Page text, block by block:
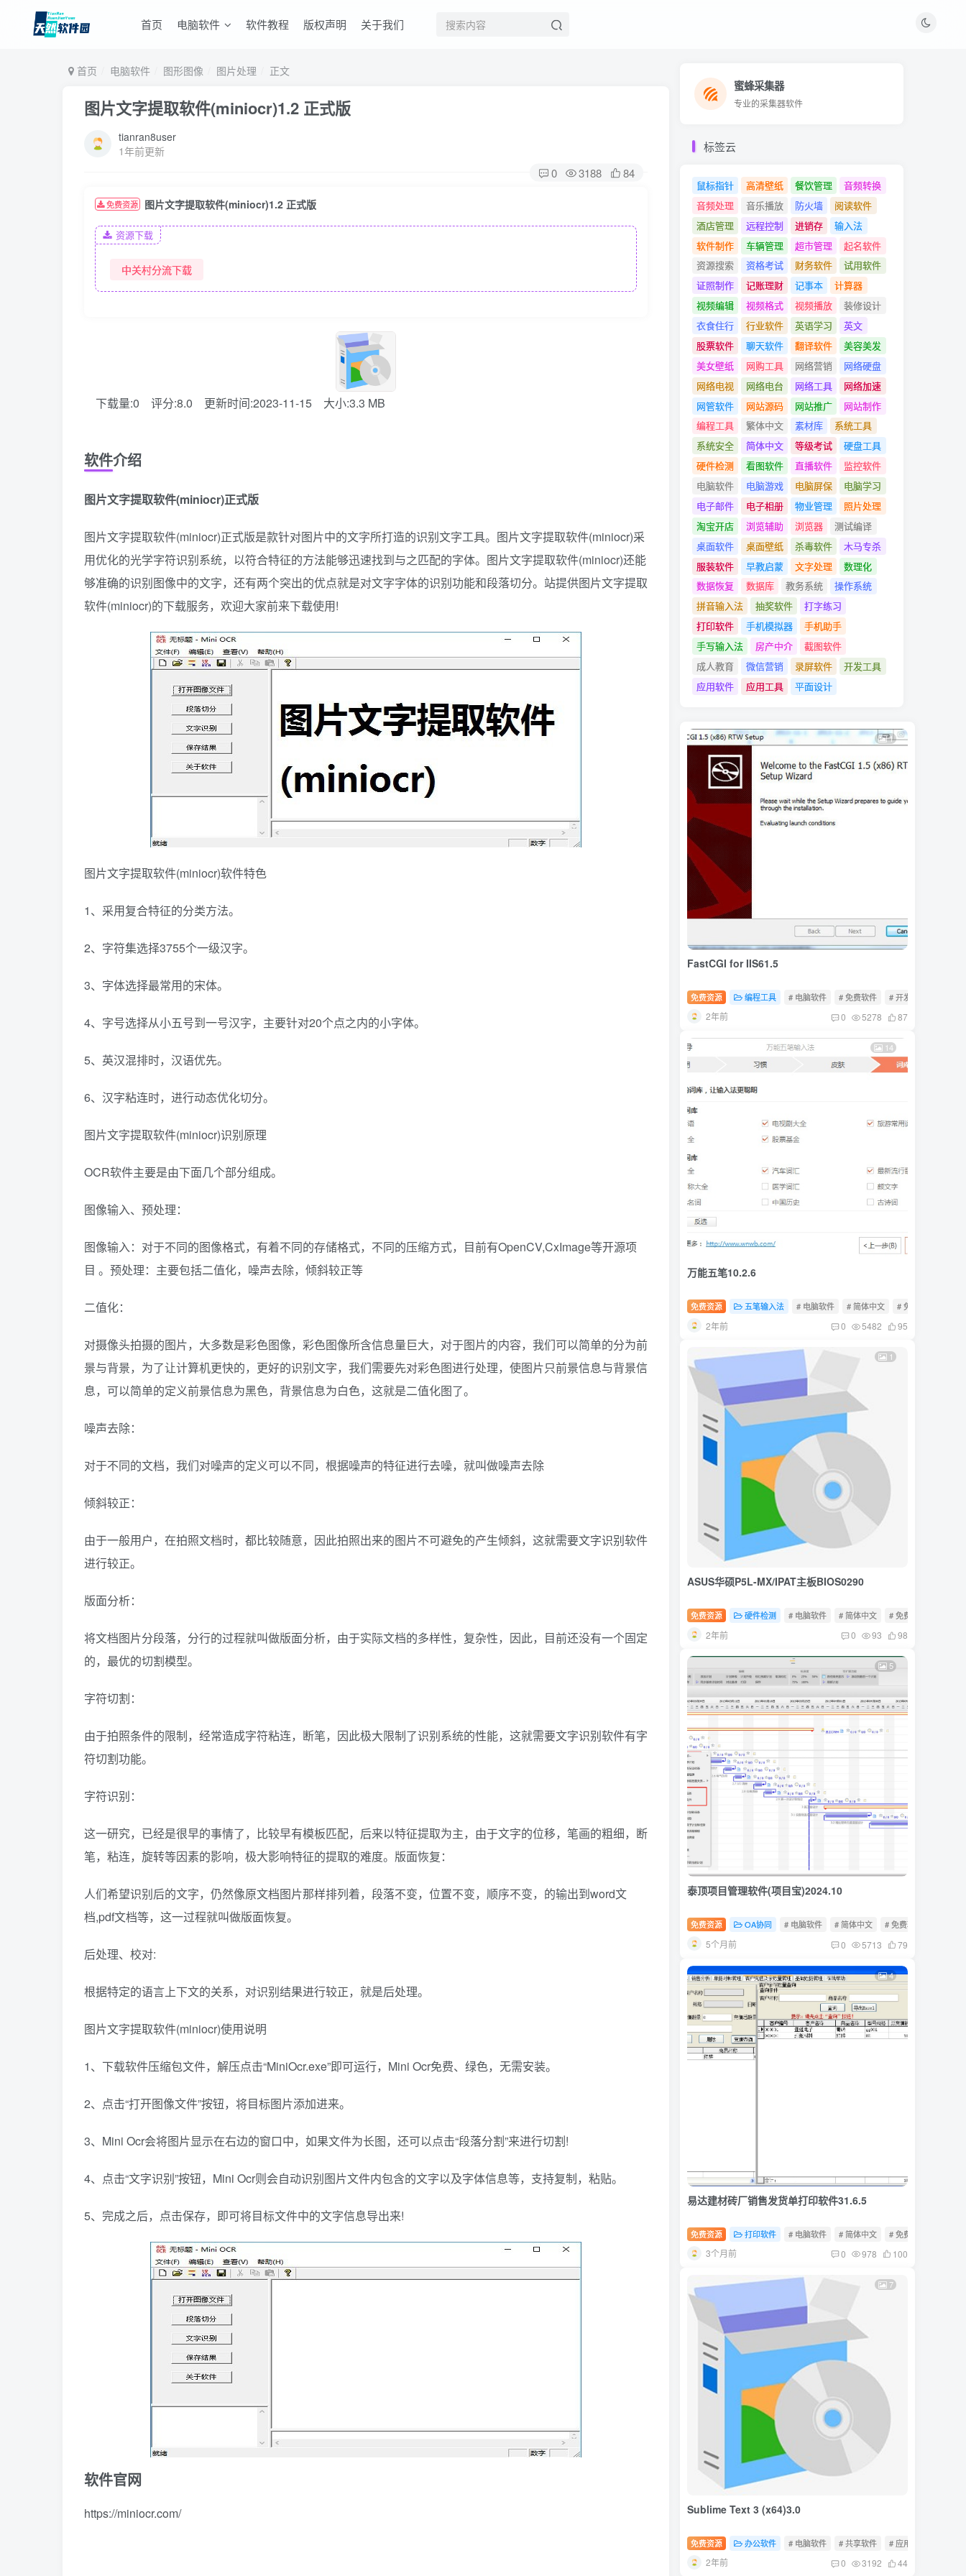
首页 电脑软件 软件教程 版权声明 关于我们
首页 电脑软件 图形图像 图片处理 正文
图片文字提取软件(miniocr)1.2 正式版
tianran8user
1年前更新
0 3188 84
免费资源 图片文字提取软件(miniocr)1.2 正式版
资源下载
中关村分流下载
下载量:0 评分:8.0 更新时间:2023-11-15 大小:3.3 MB
软件介绍
图片文字提取软件(miniocr)正式版
图片文字提取软件(miniocr)正式版是款针对图片中的文字所打造的识别文字工具。图片文字提取软件(miniocr)采
用优化的光学字符识别系统，以符合特征的方法能够迅速找到与之匹配的字体。图片文字提取软件(miniocr)还能
够准确的识别图像中的文字，还有两个突出的优点就是对文字字体的识别功能和段落切分。站提供图片文字提取
软件(miniocr)的下载服务，欢迎大家前来下载使用!
图片文字提取软件(miniocr)软件特色
1、采用复合特征的分类方法。
2、字符集选择3755个一级汉字。
3、字体选择最常用的宋体。
4、字号选择从小五号到一号汉字，主要针对20个点之内的小字体。
5、英汉混排时，汉语优先。
6、汉字粘连时，进行动态优化切分。
图片文字提取软件(miniocr)识别原理
OCR软件主要是由下面几个部分组成。
图像输入、预处理：
图像输入：对于不同的图像格式，有着不同的存储格式，不同的压缩方式，目前有OpenCV,CxImage等开源项
目 。预处理：主要包括二值化，噪声去除，倾斜较正等
二值化：
对摄像头拍摄的图片，大多数是彩色图像，彩色图像所含信息量巨大，对于图片的内容，我们可以简单的分为前
景与背景，为了让计算机更快的，更好的识别文字，我们需要先对彩色图进行处理，使图片只前景信息与背景信
息，可以简单的定义前景信息为黑色，背景信息为白色，这就是二值化图了。
噪声去除：
对于不同的文档，我们对噪声的定义可以不同，根据噪声的特征进行去噪，就叫做噪声去除
倾斜较正：
由于一般用户，在拍照文档时，都比较随意，因此拍照出来的图片不可避免的产生倾斜，这就需要文字识别软件
进行较正。
版面分析：
将文档图片分段落，分行的过程就叫做版面分析，由于实际文档的多样性，复杂性，因此，目前还没有一个固定
的，最优的切割模型。
字符切割：
由于拍照条件的限制，经常造成字符粘连，断笔，因此极大限制了识别系统的性能，这就需要文字识别软件有字
符切割功能。
字符识别：
这一研究，已经是很早的事情了，比较早有模板匹配，后来以特征提取为主，由于文字的位移，笔画的粗细，断
笔，粘连，旋转等因素的影响，极大影响特征的提取的难度。版面恢复：
人们希望识别后的文字，仍然像原文档图片那样排列着，段落不变，位置不变，顺序不变，的输出到word文
档,pdf文档等，这一过程就叫做版面恢复。
后处理、校对:
根据特定的语言上下文的关系，对识别结果进行较正，就是后处理。
图片文字提取软件(miniocr)使用说明
1、下载软件压缩包文件，解压点击“MiniOcr.exe”即可运行，Mini Ocr免费、绿色，无需安装。
2、点击“打开图像文件”按钮，将目标图片添加进来。
3、Mini Ocr会将图片显示在右边的窗口中，如果文件为长图，还可以点击“段落分割”来进行切割!
4、点击“文字识别”按钮，Mini Ocr则会自动识别图片文件内包含的文字以及字体信息等，支持复制，粘贴。
5、完成之后，点击保存，即可将目标文件中的文字信息导出来!
软件官网
https://miniocr.com/
蜜蜂采集器
专业的采集器软件
蜜蜂采集器
专业的采集器软件
标签云
鼠标指针 高清壁纸 餐饮管理
音频转换
音频处理
音乐播放 防火墙
阅读软件
酒店管理
远程控制 进销存
输入法
软件制作
车辆管理 超市管理
起名软件
资源搜索
资格考试 财务软件
试用软件
证照制作
记账理财 记事本
计算器
视频编辑
视频格式 视频播放
装修设计
衣食住行
行业软件 英语学习
英文
股票软件
聊天软件 翻译软件
美容美发
美女壁纸
网购工具 网络营销
网络硬盘
网络电视
网络电台 网络工具
网络加速
网管软件
网站源码 网站推广
网站制作
编程工具
繁体中文 素材库
系统工具
系统安全
简体中文 等级考试
硬盘工具
硬件检测
看图软件 直播软件
监控软件
电脑软件
电脑游戏 电脑屏保
电脑学习
电子邮件
电子相册 物业管理
照片处理
淘宝开店
浏览辅助 浏览器
测试编译
桌面软件
桌面壁纸 杀毒软件
木马专杀
服装软件
早教启蒙 文字处理
数理化
数据恢复
数据库 教务系统
操作系统
拼音输入法
抽奖软件
打字练习
打印软件
手机模拟器
手机助手
手写输入法
房产中介
截图软件
成人教育
微信营销 录屏软件
开发工具
应用软件
应用工具 平面设计
1
FastCGI for IIS61.5
免费资源 编程工具 # 电脑软件 # 免费软件 # 开发工具
2年前 0 5278 87
14
万能五笔10.2.6
免费资源 五笔输入法 # 电脑软件 # 简体中文 # 免费软件
2年前 0 5482 95
1
ASUS华硕P5L-MX/IPAT主板BIOS0290
免费资源 硬件检测 # 电脑软件 # 简体中文 # 免费软件
2年前 0 93 98
5
泰顶项目管理软件(项目宝)2024.10
免费资源 OA协同 # 电脑软件 # 简体中文 # 免费软件
5个月前 0 5713 79
4
易达建材砖厂销售发货单打印软件31.6.5
免费资源 打印软件 # 电脑软件 # 简体中文 # 免费软件
3个月前 0 978 100
7
Sublime Text 3 (x64)3.0
免费资源 办公软件 # 电脑软件 # 共享软件 # 应用软件
2年前 0 3192 44